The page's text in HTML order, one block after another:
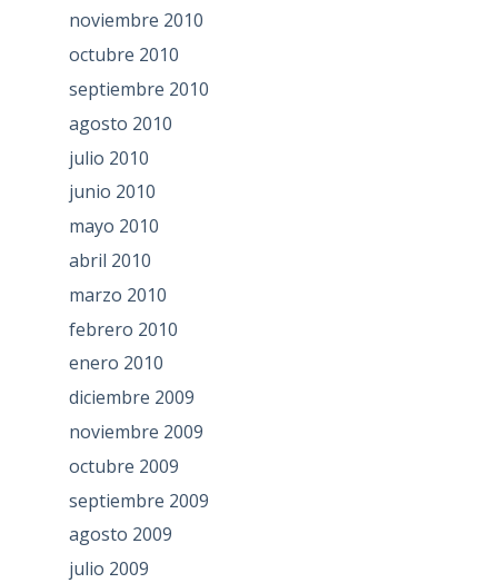
noviembre 2010
octubre 2010
septiembre 2010
agosto 2010
julio 2010
junio 2010
mayo 2010
abril 2010
marzo 2010
febrero 2010
enero 2010
diciembre 2009
noviembre 2009
octubre 2009
septiembre 2009
agosto 2009
julio 2009